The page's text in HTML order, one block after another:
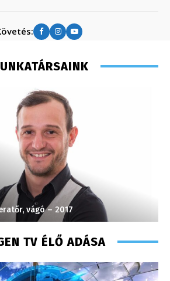
vágó – 2017
TV ÉLŐ ADÁSA